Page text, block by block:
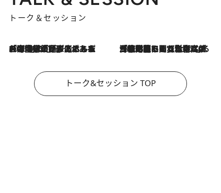
トーク＆セッション
2026.8.3
「今後値上げがあるとすれば…」「リスクがあるのは今年の冬」エネルギー専門家が語る、ホルムズ海峡封鎖が家庭にもたらす“ある心配” 2026.8.3
「住宅建てられない…」「サーチャージ料の高値が続いている」ホルムズ海峡封鎖による影響はいつまで続く？《エネルギー専門家に聞く“どうなる日本の暮らし”》
トーク&セッション TOP